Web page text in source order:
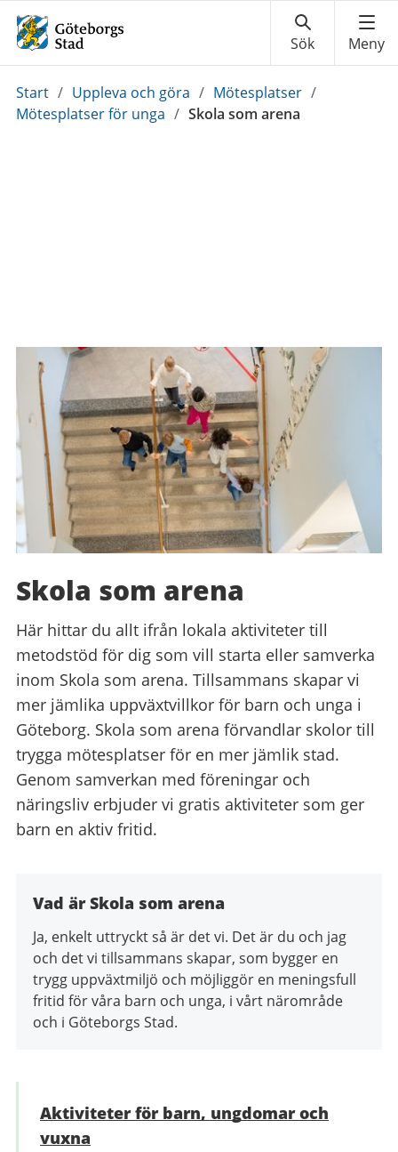
Du
är
Start / Uppleva och göra / Mötesplatser /
Mötesplatser för unga / Skola som arena
Skola som arena
Här hittar du allt ifrån lokala aktiviteter till
metodstöd för dig som vill starta eller samverka
inom Skola som arena. Tillsammans skapar vi
mer jämlika uppväxtvillkor för barn och unga i
Göteborg. Skola som arena förvandlar skolor till
trygga mötesplatser för en mer jämlik stad.
Genom samverkan med föreningar och
näringsliv erbjuder vi gratis aktiviteter som ger
barn en aktiv fritid.
Vad är Skola som arena
Ja, enkelt uttryckt så är det vi. Det är du och jag
och det vi tillsammans skapar, som bygger en
trygg uppväxtmiljö och möjliggör en meningsfull
fritid för våra barn och unga, i vårt närområde
och i Göteborgs Stad.
Aktiviteter för barn, ungdomar och
vuxna